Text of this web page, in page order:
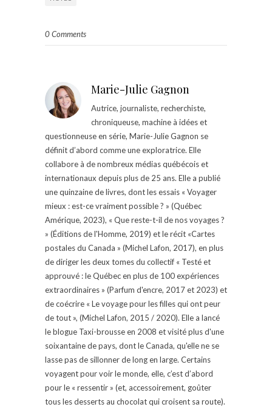
0 Comments
Marie-Julie Gagnon
Autrice, journaliste, recherchiste,
chroniqueuse, machine à idées et
questionneuse en série, Marie-Julie Gagnon se
définit d’abord comme une exploratrice. Elle
collabore à de nombreux médias québécois et
internationaux depuis plus de 25 ans. Elle a publié
une quinzaine de livres, dont les essais « Voyager
mieux : est-ce vraiment possible ? » (Québec
Amérique, 2023), « Que reste-t-il de nos voyages ?
» (Éditions de l'Homme, 2019) et le récit «Cartes
postales du Canada » (Michel Lafon, 2017), en plus
de diriger les deux tomes du collectif « Testé et
approuvé : le Québec en plus de 100 expériences
extraordinaires » (Parfum d'encre, 2017 et 2023) et
de coécrire « Le voyage pour les filles qui ont peur
de tout », (Michel Lafon, 2015 / 2020). Elle a lancé
le blogue Taxi-brousse en 2008 et visité plus d'une
soixantaine de pays, dont le Canada, qu'elle ne se
lasse pas de sillonner de long en large. Certains
voyagent pour voir le monde, elle, c’est d’abord
pour le « ressentir » (et, accessoirement, goûter
tous les desserts au chocolat qui croisent sa route).